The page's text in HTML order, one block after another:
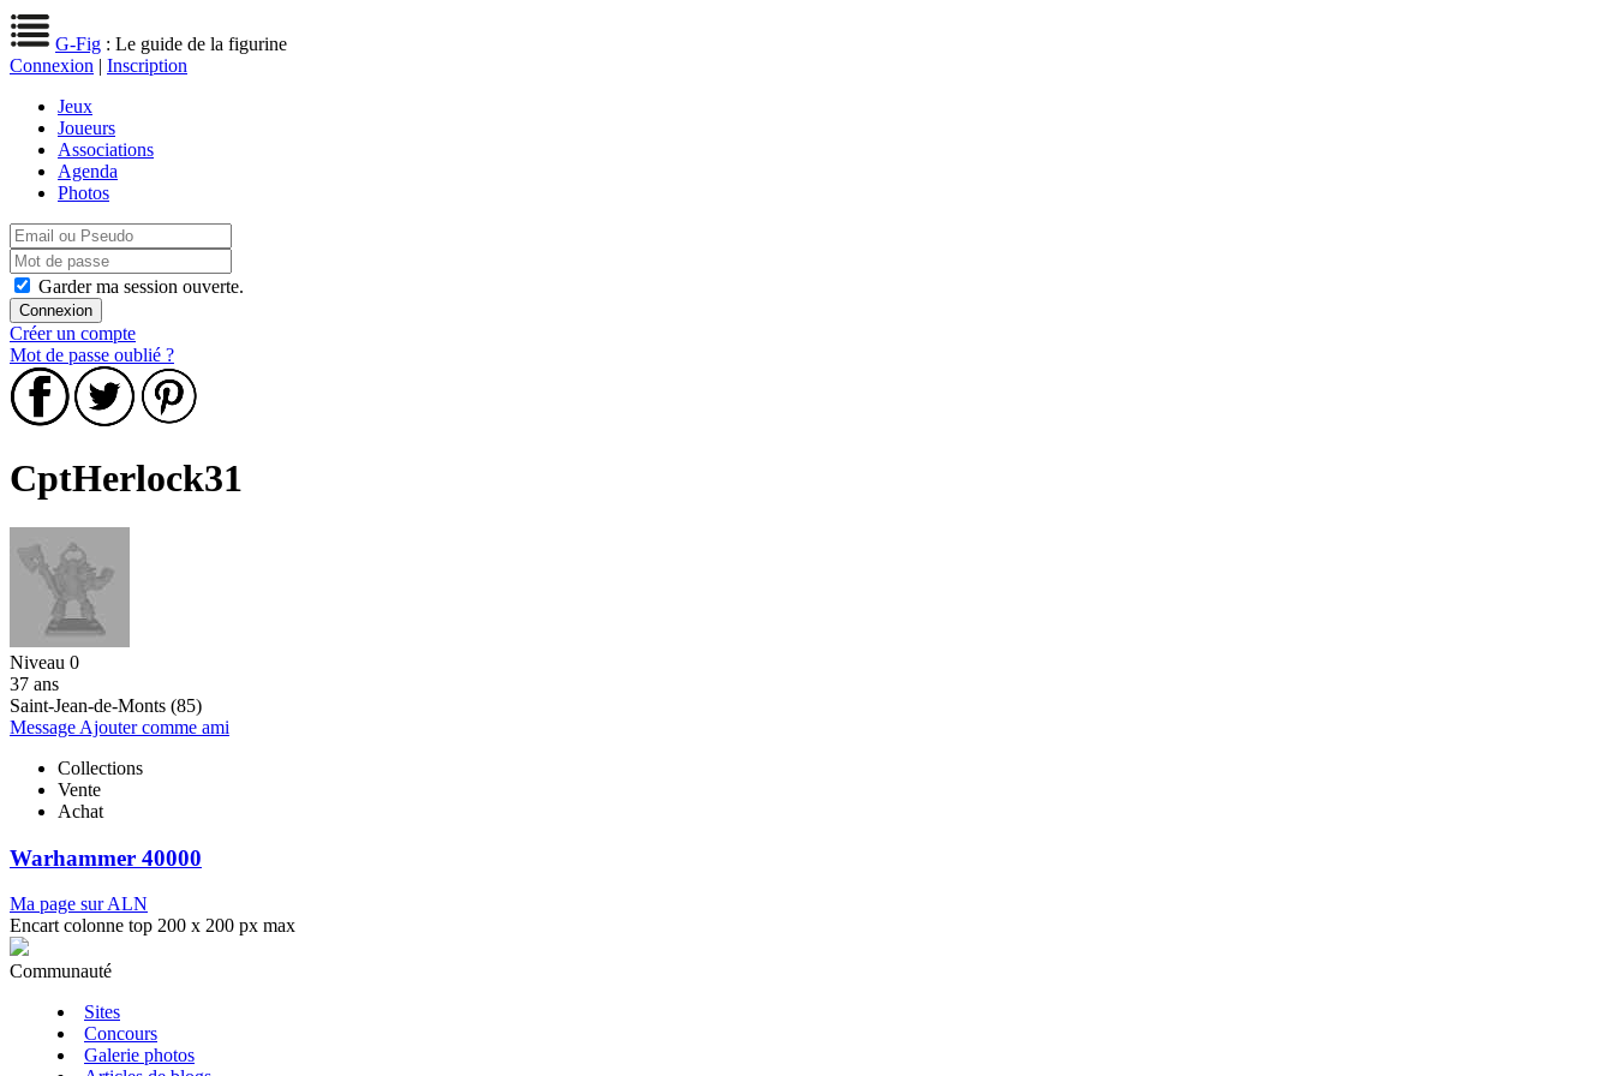
G-Fig : Le guide de la figurine
Connexion | Inscription
Jeux
Joueurs
Associations
Agenda
Photos
Garder ma session ouverte.
Créer un compte
Mot de passe oublié ?
CptHerlock31
Niveau 0
37 ans
Saint-Jean-de-Monts (85)
Message Ajouter comme ami
Collections
Vente
Achat
Warhammer 40000
Ma page sur ALN
Encart colonne top 200 x 200 px max
Communauté
Sites
Concours
Galerie photos